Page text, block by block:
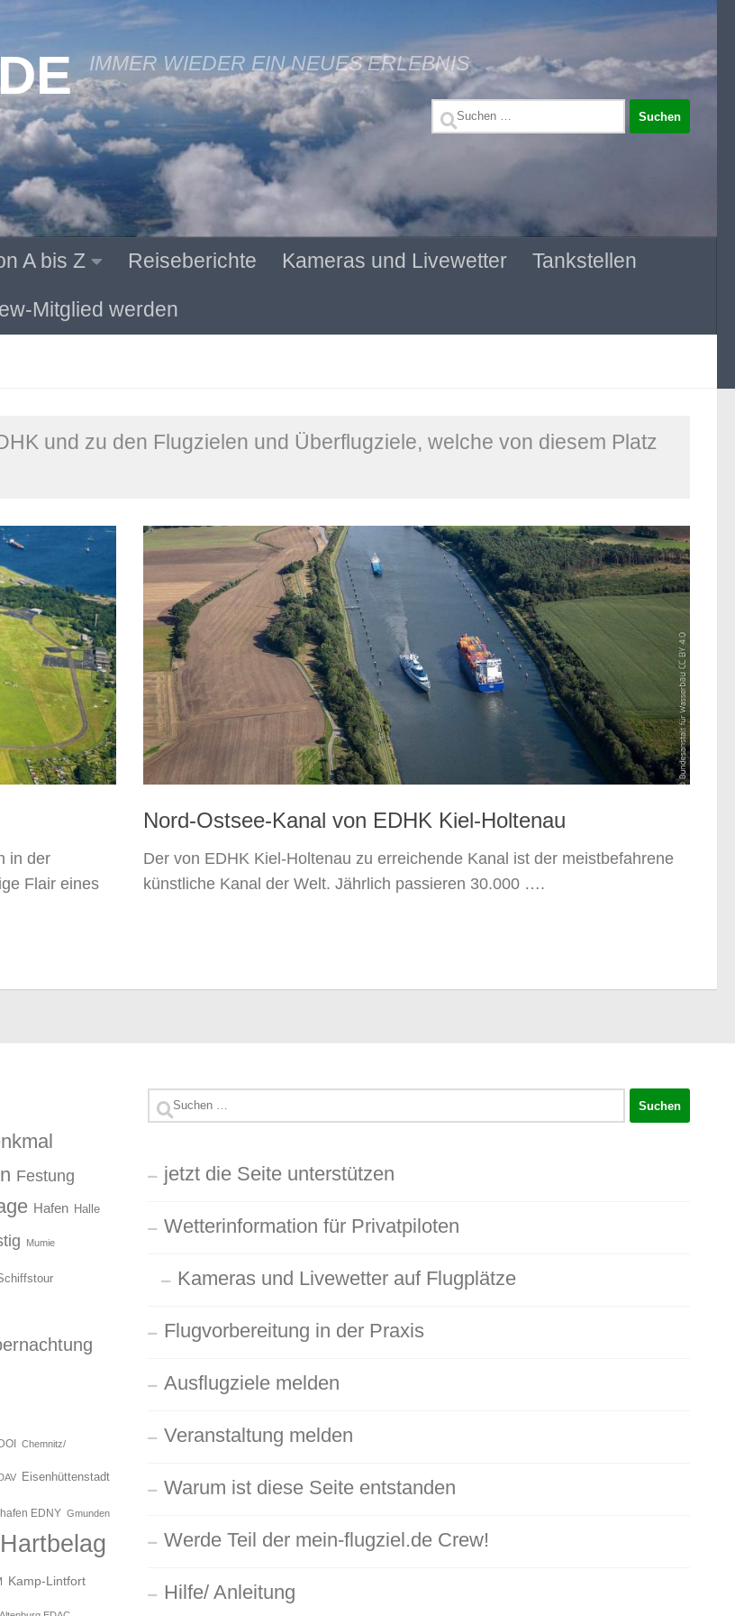
IMMER WIEDER EIN NEUES ERLEBNIS
Suchen
A bis Z Reiseberichte Kameras und Livewetter Tankstellen
Mitglied werden
und zu den Flugzielen und Überflugziele, welche von diesem Platz
in der
Flair eines
Nord-Ostsee-Kanal von EDHK Kiel-Holtenau
Der von EDHK Kiel-Holtenau zu erreichende Kanal ist der meistbefahrene
künstliche Kanal der Welt. Jährlich passieren 30.000 ….
Festung
Hafen Halle
Mumie
Chemnitz/
Eisenhüttenstadt
EDNY Gmunden
Hartbelag
Kamp-Lintfort
Suchen
jetzt die Seite unterstützen
Wetterinformation für Privatpiloten
Kameras und Livewetter auf Flugplätze
Flugvorbereitung in der Praxis
Ausflugziele melden
Veranstaltung melden
Warum ist diese Seite entstanden
Werde Teil der mein-flugziel.de Crew!
Hilfe/ Anleitung